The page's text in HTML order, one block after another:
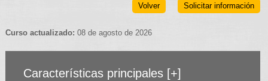
Solicitar información
Volver
Curso actualizado: 08 de agosto de 2026
Características principales [+]